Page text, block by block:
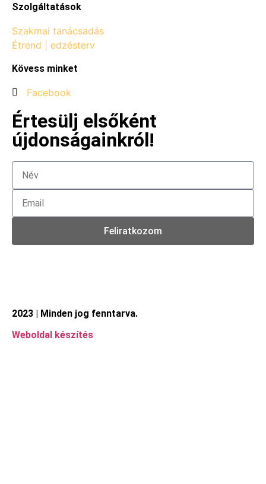
Szolgáltatások
Szakmai tanácsadás
Étrend | edzésterv
Kövess minket
Facebook
Értesülj elsőként
újdonságainkról!
Feliratkozom
2023 | Minden jog fenntarva.
Weboldal készítés